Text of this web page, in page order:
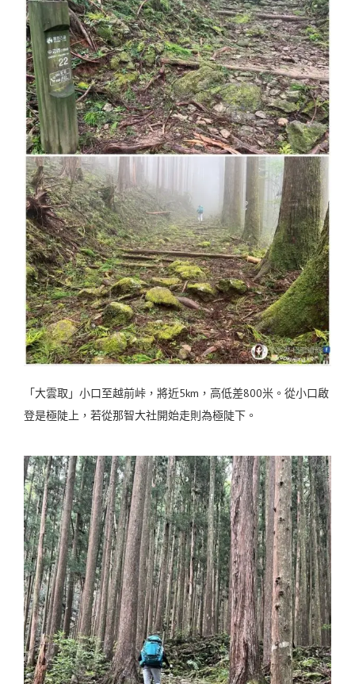
「大雲取」小口至越前峠，將近5km，高低差800米。從小口啟
登是極陡上，若從那智大社開始走則為極陡下。